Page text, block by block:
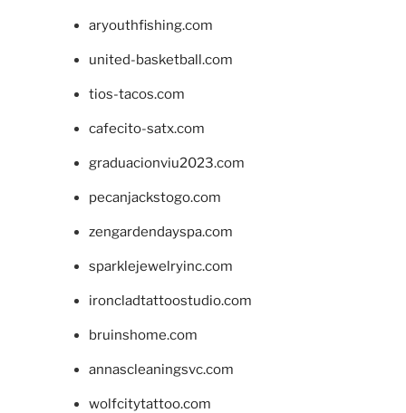
aryouthfishing.com
united-basketball.com
tios-tacos.com
cafecito-satx.com
graduacionviu2023.com
pecanjackstogo.com
zengardendayspa.com
sparklejewelryinc.com
ironcladtattoostudio.com
bruinshome.com
annascleaningsvc.com
wolfcitytattoo.com